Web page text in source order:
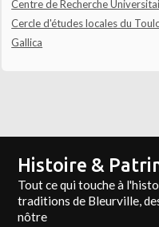
Centre de Recherche
Cercle d'études locales du
Gallica
Histoire &
Tout ce qui touche à
traditions de Bleurville,
nôtre